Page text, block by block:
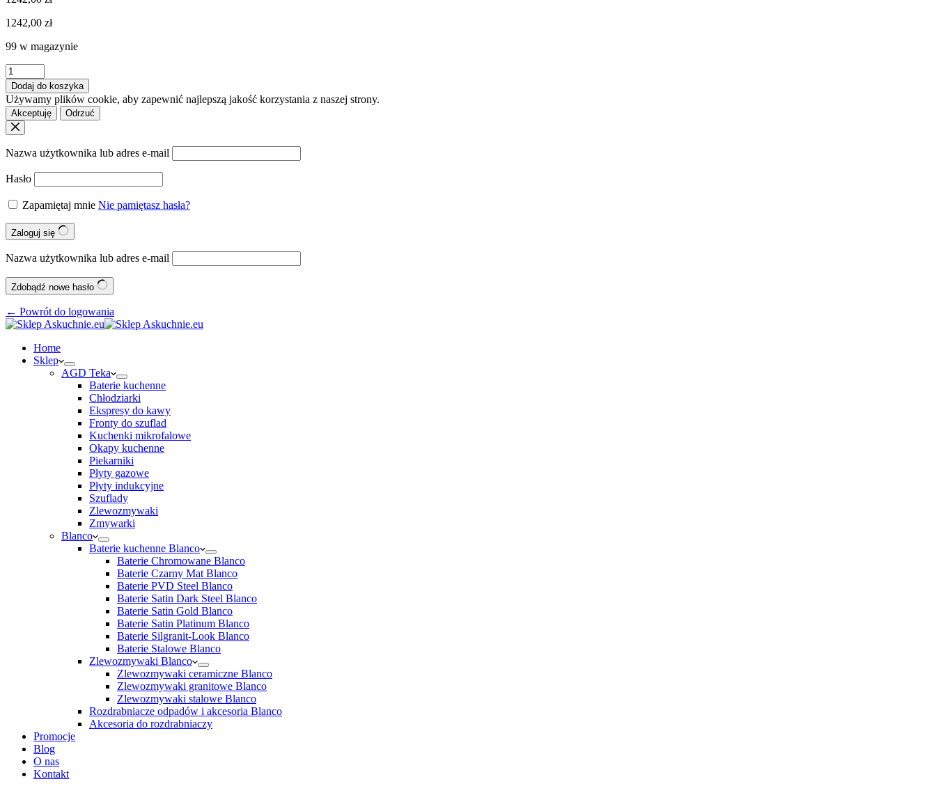
1242,00 zł
99 w magazynie
ilość
BLANCO
ZIA
45
S
Compact
kawowy
odwracalny,
korek
Dodaj do koszyka
Używamy plików cookie, aby zapewnić najlepszą jakość korzystania z naszej strony.
Akceptuję Odrzuć
Nazwa użytkownika lub adres e-mail
Hasło
Zapamiętaj mnie Nie pamiętasz hasła?
Zaloguj się
Nazwa użytkownika lub adres e-mail
Zdobądź nowe hasło
← Powrót do logowania
Home
Sklep
AGD Teka
Baterie kuchenne
Chłodziarki
Ekspresy do kawy
Fronty do szuflad
Kuchenki mikrofalowe
Okapy kuchenne
Piekarniki
Płyty gazowe
Płyty indukcyjne
Szuflady
Zlewozmywaki
Zmywarki
Blanco
Baterie kuchenne Blanco
Baterie Chromowane Blanco
Baterie Czarny Mat Blanco
Baterie PVD Steel Blanco
Baterie Satin Dark Steel Blanco
Baterie Satin Gold Blanco
Baterie Satin Platinum Blanco
Baterie Silgranit-Look Blanco
Baterie Stalowe Blanco
Zlewozmywaki Blanco
Zlewozmywaki ceramiczne Blanco
Zlewozmywaki granitowe Blanco
Zlewozmywaki stalowe Blanco
Rozdrabniacze odpadów i akcesoria Blanco
Akcesoria do rozdrabniaczy
Promocje
Blog
O nas
Kontakt